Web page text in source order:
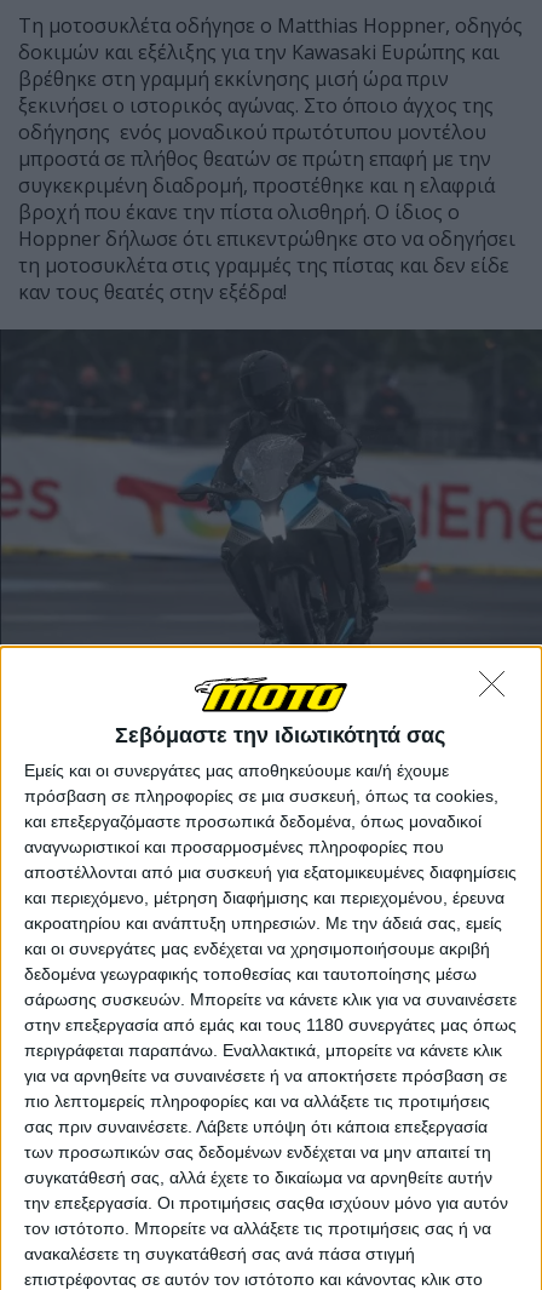
Σεβόμαστε την ιδιωτικότητά σας
Εμείς και οι συνεργάτες μας αποθηκεύουμε και/ή έχουμε
πρόσβαση σε πληροφορίες σε μια συσκευή, όπως τα cookies,
και επεξεργαζόμαστε προσωπικά δεδομένα, όπως μοναδικοί
αναγνωριστικοί και προσαρμοσμένες πληροφορίες που
αποστέλλονται από μια συσκευή για εξατομικευμένες διαφημίσεις
και περιεχόμενο, μέτρηση διαφήμισης και περιεχομένου, έρευνα
ακροατηρίου και ανάπτυξη υπηρεσιών. Με την άδειά σας, εμείς
και οι συνεργάτες μας ενδέχεται να χρησιμοποιήσουμε ακριβή
δεδομένα γεωγραφικής τοποθεσίας και ταυτοποίησης μέσω
σάρωσης συσκευών. Μπορείτε να κάνετε κλικ για να συναινέσετε
στην επεξεργασία από εμάς και τους 1180 συνεργάτες μας όπως
περιγράφεται παραπάνω. Εναλλακτικά, μπορείτε να κάνετε κλικ
για να αρνηθείτε να συναινέσετε ή να αποκτήσετε πρόσβαση σε
πιο λεπτομερείς πληροφορίες και να αλλάξετε τις προτιμήσεις
σας πριν συναινέσετε. Λάβετε υπόψη ότι κάποια επεξεργασία
των προσωπικών σας δεδομένων ενδέχεται να μην απαιτεί τη
συγκατάθεσή σας, αλλά έχετε το δικαίωμα να αρνηθείτε αυτήν
την επεξεργασία. Οι προτιμήσεις σαςθα ισχύουν μόνο για αυτόν
τον ιστότοπο. Μπορείτε να αλλάξετε τις προτιμήσεις σας ή να
ανακαλέσετε τη συγκατάθεσή σας ανά πάσα στιγμή
επιστρέφοντας σε αυτόν τον ιστότοπο και κάνοντας κλικ στο
Τη μοτοσυκλέτα οδήγησε ο Matthias Hoppner, οδηγός
δοκιμών και εξέλιξης για την Kawasaki Ευρώπης και
βρέθηκε στη γραμμή εκκίνησης μισή ώρα πριν
ξεκινήσει ο ιστορικός αγώνας. Στο όποιο άγχος της
οδήγησης ενός μοναδικού πρωτότυπου μοντέλου
μπροστά σε πλήθος θεατών σε πρώτη επαφή με την
συγκεκριμένη διαδρομή, προστέθηκε και η ελαφριά
βροχή που έκανε την πίστα ολισθηρή. Ο ίδιος ο
Hoppner δήλωσε ότι επικεντρώθηκε στο να οδηγήσει
τη μοτοσυκλέτα στις γραμμές της πίστας και δεν είδε
καν τους θεατές στην εξέδρα!
Το H2 HySE είναι η πρόταση της Kawasaki για μια
εναλλακτική λύση αντί της βενζίνης ή της ηλεκτρικής
ενέργειας. Αντί να χρησιμοποιεί το υδρογόνο για την
τροφοδοσία ενός ηλεκτροκινητήρα (όπως γίνεται με
τις κυψέλες καυσίμου), το HySE, φέρει τον θερμικό
κινητήρα του Η2 και χρησιμοποιεί το αέριο αντί της
βενζίνης. Τα πλεονεκτήματα αυτής της εφαρμογής
είναι μηδενικές εκπομπές ρύπων από την εξάτμιση,
με μοναδικό προϊόν της καύσης να είναι το νερό.
Η χρήση υδρογόνου φέρνει, ωστόσο, και προκλήσεις,
με κυριότερη την αποθήκευση του καυσίμου. Το αέριο
φυλάσσεται σε δύο μεγάλες δεξαμενές στο πίσω μέρος
της μοτοσυκλέτας και αυτό είναι που δίνει την
ιδιαίτερη εμφάνιση στο πίσω μέρος της με τις
ογκώδεις “βαλίτσες”. Οι δεξαμενές που βρίσκονται
μέσα είναι υπό πίεση περίπου 400 bar (5.800 psi!),
γεγονός που τις καθιστά ογκώδεις ενώ ενέχει
κινδύνους σε περίπτωση πτώσης.